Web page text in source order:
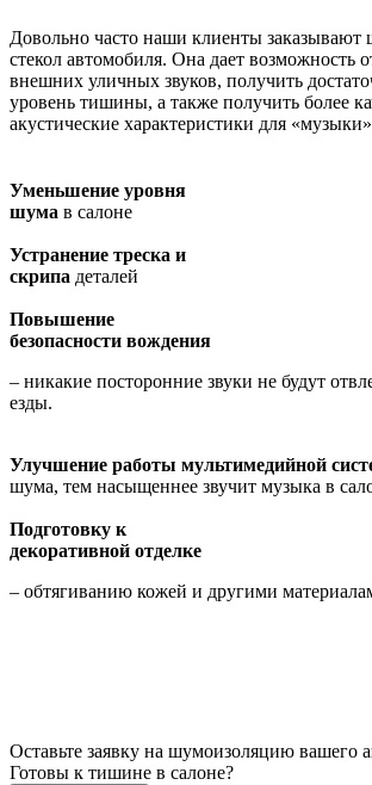
Довольно часто наши клиенты
стекол автомобиля. Она дает возможность
внешних уличных звуков, получить
уровень тишины, а также получить более
акустические характеристики для
Уменьшение уровня
шума в салоне
Устранение треска и
скрипа деталей
Повышение
безопасности вождения
– никакие посторонние звуки не будут
езды.
Улучшение работы мультимедийной
шума, тем насыщеннее звучит музыка в
Подготовку к
декоративной отделке
– обтягиванию кожей и другими
Оставьте заявку на шумоизоляцию вашего
Готовы к тишине в салоне?